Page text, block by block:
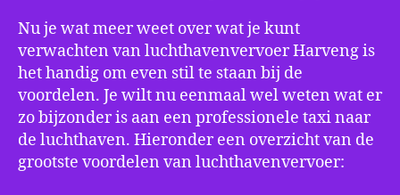
Nu je wat meer weet over wat je kunt
verwachten van luchthavenvervoer Harveng is
het handig om even stil te staan bij de
voordelen. Je wilt nu eenmaal wel weten wat er
zo bijzonder is aan een professionele taxi naar
de luchthaven. Hieronder een overzicht van de
grootste voordelen van luchthavenvervoer: